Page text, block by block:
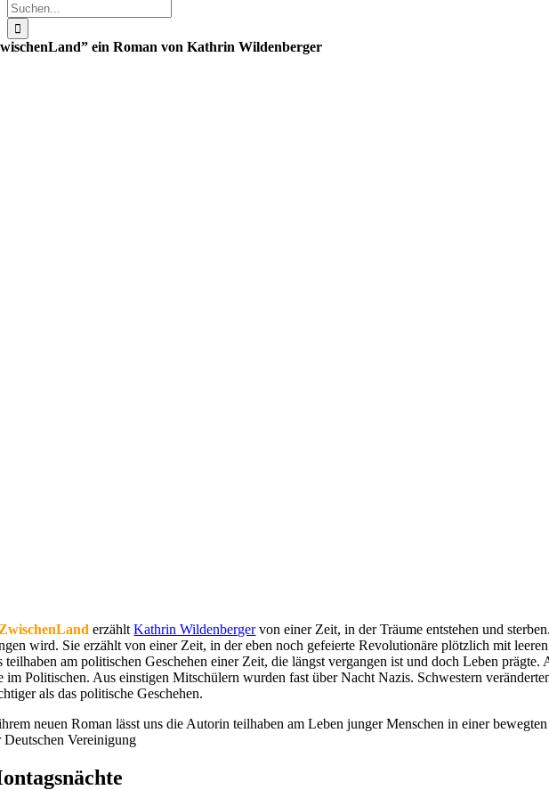
Suche
nach:
ein Roman von Kathrin Wildenberger
erzähltKathrin Wildenbergervon einer Zeit, in der Träume entstehen und
wird. Sie erzählt von einer Zeit, in der eben noch gefeierte Revolutionäre plötzlich mit
teilhaben am politischen Geschehen einer Zeit, die längst vergangen ist und doch Leben
im Politischen. Aus einstigen Mitschülern wurden fast über Nacht Nazis. Schwestern
als das politische Geschehen.
neuen Roman lässt uns die Autorin teilhaben am Leben junger Menschen in einer
Deutschen Vereinigung